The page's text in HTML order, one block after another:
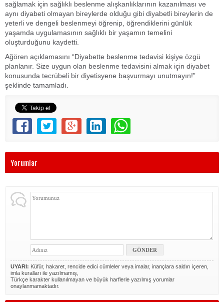
sağlamak için sağlıklı beslenme alışkanlıklarının kazanılması ve
aynı diyabeti olmayan bireylerde olduğu gibi diyabetli bireylerin de
yeterli ve dengeli beslenmeyi öğrenip, öğrendiklerini günlük
yaşamda uygulamasının sağlıklı bir yaşamın temelini
oluşturduğunu kaydetti.
Ağören açıklamasını “Diyabette beslenme tedavisi kişiye özgü
planlanır. Size uygun olan beslenme tedavisini almak için diyabet
konusunda tecrübeli bir diyetisyene başvurmayı unutmayın!”
şeklinde tamamladı.
Yorumlar
UYARI: Küfür, hakaret, rencide edici cümleler veya imalar, inançlara saldırı içeren,
imla kuralları ile yazılmamış,
Türkçe karakter kullanılmayan ve büyük harflerle yazılmış yorumlar
onaylanmamaktadır.